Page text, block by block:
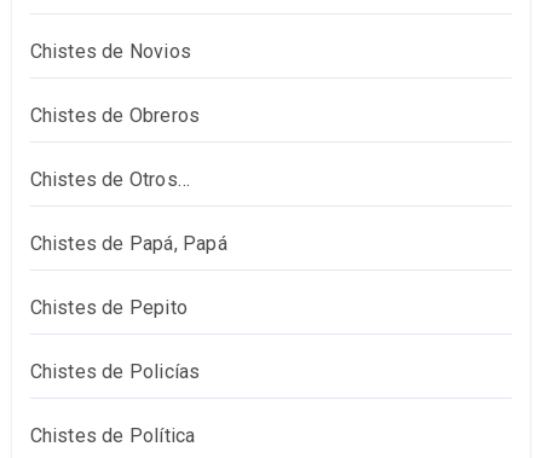
Chistes de Novios
Chistes de Obreros
Chistes de Otros…
Chistes de Papá, Papá
Chistes de Pepito
Chistes de Policías
Chistes de Política